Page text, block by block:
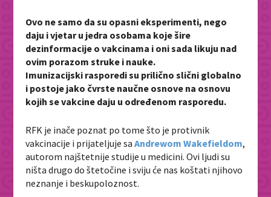
Ovo ne samo da su opasni eksperimenti, nego
daju i vjetar u jedra osobama koje šire
dezinformacije o vakcinama i oni sada likuju nad
ovim porazom struke i nauke.
Imunizacijski rasporedi su prilično slični globalno
i postoje jako čvrste naučne osnove na osnovu
kojih se vakcine daju u određenom rasporedu.
RFK je inače poznat po tome što je protivnik
vakcinacije i prijateljuje saAndrewom Wakefieldom,
autorom najštetnije studije u medicini. Ovi ljudi su
ništa drugo do štetočine i sviju će nas koštati njihovo
neznanje i beskupoloznost.